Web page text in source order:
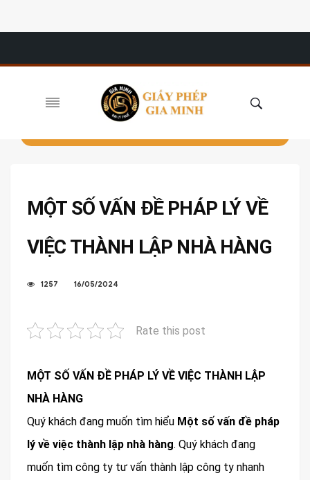
MỘT SỐ VẤN ĐỀ PHÁP LÝ VỀ
VIỆC THÀNH LẬP NHÀ HÀNG
1257 16/05/2024
Rate this post
MỘT SỐ VẤN ĐỀ PHÁP LÝ VỀ VIỆC THÀNH LẬP
NHÀ HÀNG
Quý khách đang muốn tìm hiểu Một số vấn đề pháp
lý về việc thành lập nhà hàng. Quý khách đang
muốn tìm công ty tư vấn thành lập công ty nhanh